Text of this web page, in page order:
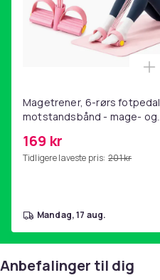
Specifikationer
Materiale: Højkvalitets
Længde: 58 cm
Artikkel nr.
2d6f9b59-b3bb-4875-
Magetrener, 6-rørs fotpedal
motstandsbånd - mage- og
hjemmegymnastikk Pink
169 kr
Tidligere laveste pris: 201 kr
mandag, 17 aug.
Anbefalinger til dig